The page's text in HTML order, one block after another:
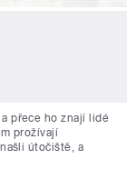
přece ho znají lidé
prožívají
útočiště, a